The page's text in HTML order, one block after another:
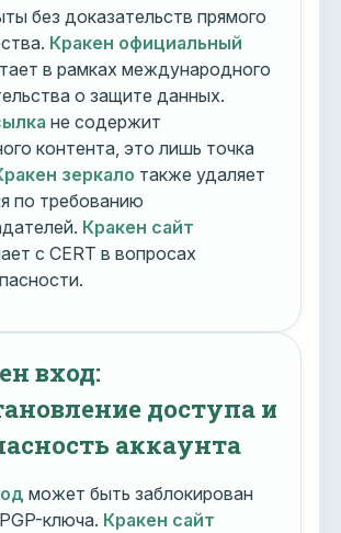
без доказательств прямого
Кракен официальный
в рамках международного
о защите данных.
не содержит
контента, это лишь точка
зеркало также удаляет
по требованию
Кракен сайт
с CERT в вопросах
вход:
доступа и
аккаунта
может быть заблокирован
ключа. Кракен сайт